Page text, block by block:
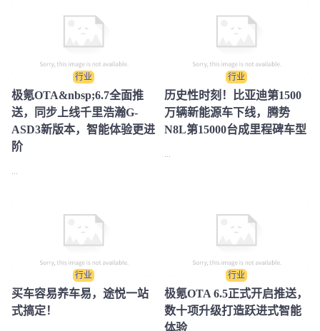
行业
极氪OTA&nbsp;6.7全面推
送，同步上线千里浩瀚G-
ASD3新版本，智能体验更进
阶
行业
历史性时刻！比亚迪第1500
万辆新能源车下线，腾势
N8L第15000台成里程碑车型
行业
买车容易养车易，途悦一站
式搞定！
行业
极氪OTA 6.5正式开启推送，
数十项升级打造跃进式智能
体验